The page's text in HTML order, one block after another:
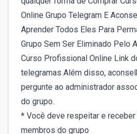
Online Grupo Telegram E
Aprender Todos Eles Para
Grupo Sem Ser Eliminado Pelo
Curso Profissional Online Link
telegramas Além disso,
pergunte ao administrador
do grupo.
* Você deve respeitar e
membros do grupo